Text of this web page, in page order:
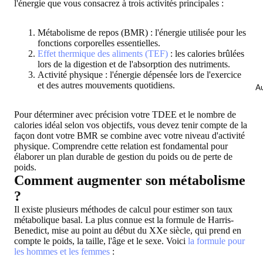
l'énergie que vous consacrez à trois activités principales :
Métabolisme de repos (BMR) : l'énergie utilisée pour les
fonctions corporelles essentielles.
Effet thermique des aliments (TEF) : les calories brûlées
lors de la digestion et de l'absorption des nutriments.
Activité physique : l'énergie dépensée lors de l'exercice
et des autres mouvements quotidiens.
Pour déterminer avec précision votre TDEE et le nombre de
calories idéal selon vos objectifs, vous devez tenir compte de la
façon dont votre BMR se combine avec votre niveau d'activité
physique. Comprendre cette relation est fondamental pour
élaborer un plan durable de gestion du poids ou de perte de
poids.
Comment augmenter son métabolisme
?
Il existe plusieurs méthodes de calcul pour estimer son taux
métabolique basal. La plus connue est la formule de Harris-
Benedict, mise au point au début du XXe siècle, qui prend en
compte le poids, la taille, l'âge et le sexe. Voici la formule pour
les hommes et les femmes :